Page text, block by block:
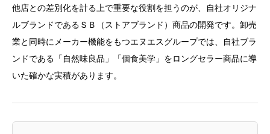
他店との差別化を計る上で重要な役割を担うのが、自社オリジナ
ルブランドであるＳＢ（ストアブランド）商品の開発です。卸売
業と同時にメーカー機能をもつエヌエスグループでは、自社ブラ
ンドである「自然味良品」「個食美学」をロングセラー商品に導
いた確かな実積があります。